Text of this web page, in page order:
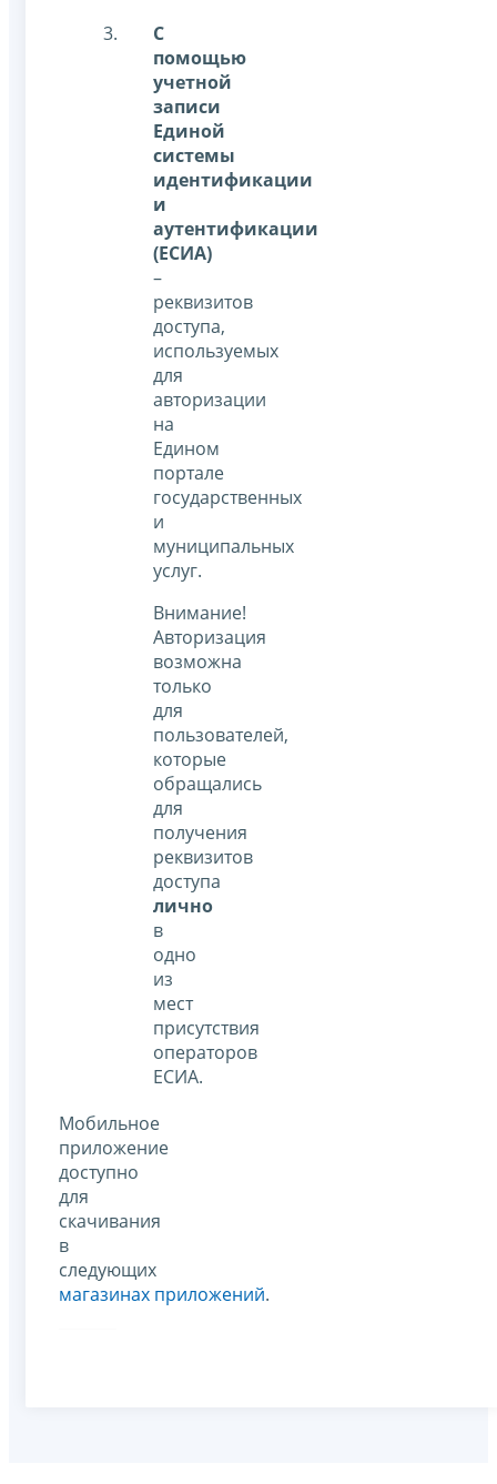
С
помощью
учетной
записи
Единой
системы
идентификации
и
аутентификации
(ЕСИА)
–
реквизитов
доступа,
используемых
для
авторизации
на
Едином
портале
государственных
и
муниципальных
услуг.
Внимание!
Авторизация
возможна
только
для
пользователей,
которые
обращались
для
получения
реквизитов
доступа
лично
в
одно
из
мест
присутствия
операторов
ЕСИА.
Мобильное
приложение
доступно
для
скачивания
в
следующих
магазинах приложений.